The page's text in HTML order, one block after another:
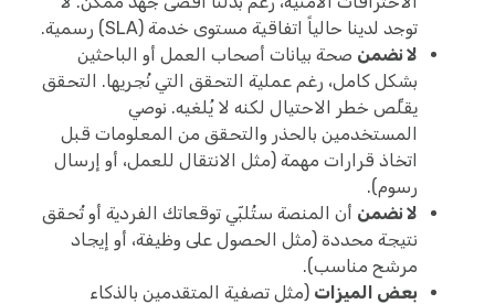
توجد لدينا حالياً اتفاقية مستوى خدمة (SLA) رسمية.
لا نضمن صحة بيانات أصحاب العمل أو الباحثين
بشكل كامل، رغم عملية التحقق التي نُجريها. التحقق
يقلِّص خطر الاحتيال لكنه لا يُلغيه. نوصي
المستخدمين بالحذر والتحقق من المعلومات قبل
اتخاذ قرارات مهمة (مثل الانتقال للعمل، أو إرسال
رسوم).
لا نضمن أن المنصة ستُلبّي توقعاتك الفردية أو تُحقق
نتيجة محددة (مثل الحصول على وظيفة، أو إيجاد
مرشح مناسب).
بعض الميزات (مثل تصفية المتقدمين بالذكاء